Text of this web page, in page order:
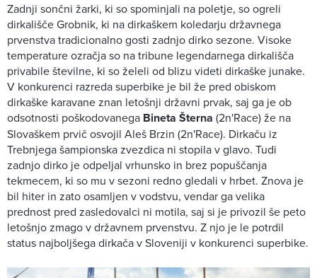
Zadnji sončni žarki, ki so spominjali na poletje, so ogreli
dirkališče Grobnik, ki na dirkaškem koledarju državnega
prvenstva tradicionalno gosti zadnjo dirko sezone. Visoke
temperature ozračja so na tribune legendarnega dirkališča
privabile številne, ki so želeli od blizu videti dirkaške junake.
V konkurenci razreda superbike je bil že pred obiskom
dirkaške karavane znan letošnji državni prvak, saj ga je ob
odsotnosti poškodovanega Bineta Šterna (2n'Race) že na
Slovaškem prvič osvojil Aleš Brzin (2n'Race). Dirkaču iz
Trebnjega šampionska zvezdica ni stopila v glavo. Tudi
zadnjo dirko je odpeljal vrhunsko in brez popuščanja
tekmecem, ki so mu v sezoni redno gledali v hrbet. Znova je
bil hiter in zato osamljen v vodstvu, vendar ga velika
prednost pred zasledovalci ni motila, saj si je privozil še peto
letošnjo zmago v državnem prvenstvu. Z njo je le potrdil
status najboljšega dirkača v Sloveniji v konkurenci superbike.